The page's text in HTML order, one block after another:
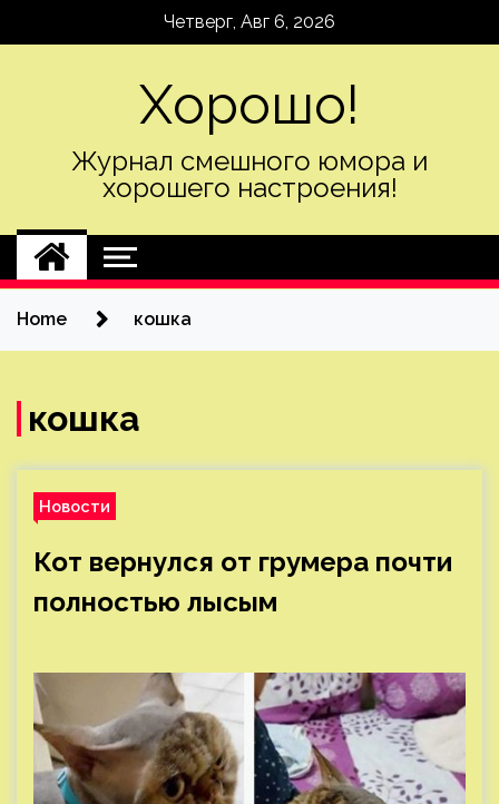
Четверг, Авг 6, 2026
Хорошо!
Журнал смешного юмора и
хорошего настроения!
Home кошка
кошка
Новости
Кот вернулся от грумера почти
полностью лысым